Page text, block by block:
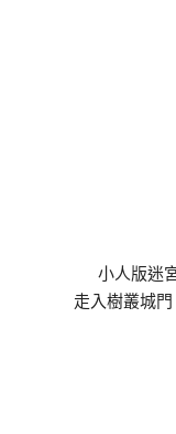
小人版迷
走入樹叢城